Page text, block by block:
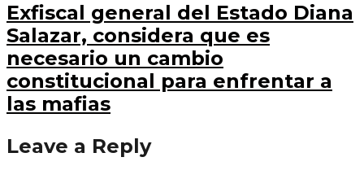
Exfiscal general del Estado Diana
Salazar, considera que es
necesario un cambio
constitucional para enfrentar a
las mafias
Leave a Reply